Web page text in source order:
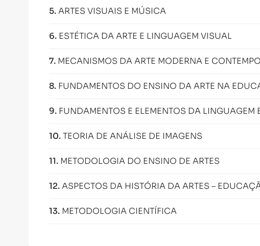
5.ARTES VISUAIS E MÚSICA
6. ESTÉTICA DA ARTE E LINGUAGEM VISUAL
7. MECANISMOS DA ARTE MODERNA E
8. FUNDAMENTOS DO ENSINO DA ARTE NA
9. FUNDAMENTOS E ELEMENTOS DA
10.TEORIA DE ANÁLISE DE IMAGENS
11. METODOLOGIA DO ENSINO DE ARTES
12.ASPECTOS DA HISTÓRIA DA ARTES –
13. METODOLOGIA CIENTÍFICA